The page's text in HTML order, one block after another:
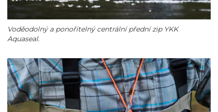
Voděodolný a ponořitelný centrální přední zip YKK
Aquaseal.